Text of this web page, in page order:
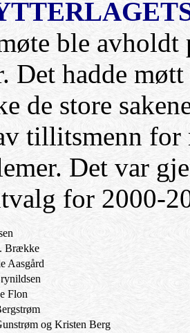
ble avholdt
Det hadde
de store
tillitsmenn for
Det var
for 2000-
Brække
Aasgård
Flon
og Kristen Berg